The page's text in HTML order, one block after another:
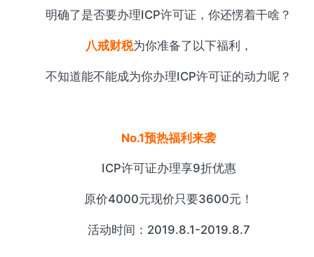
明确了是否要办理ICP许可证，你还愣着干啥？
八戒财税为你准备了以下福利，
不知道能不能成为你办理ICP许可证的动力呢？
No.1预热福利来袭
ICP许可证办理享9折优惠
原价4000元现价只要3600元！
活动时间：2019.8.1-2019.8.7